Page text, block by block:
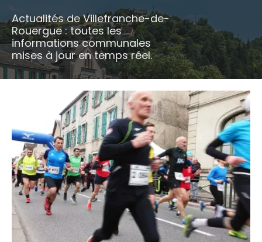
Actualités de Villefranche-de-
Rouergue : toutes les
informations communales
mises à jour en temps réel.